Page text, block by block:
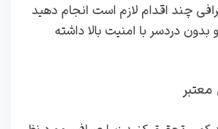
چند اقدام لازم است انجام دهید
دردسر با امنیت بالا داشته